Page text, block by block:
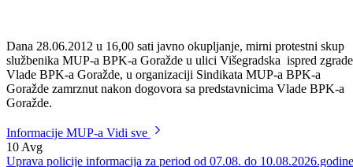
Dana 28.06.2012 u 16,00 sati javno okupljanje, mirni protestni skup
službenika MUP-a BPK-a Goražde u ulici Višegradska ispred zgrade
Goražde zamrznut nakon dogovora sa predstavnicima Vlade BPK-a
Goražde.